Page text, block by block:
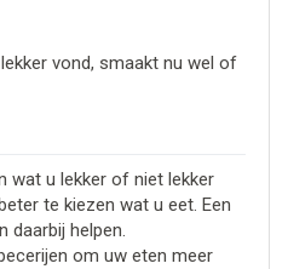
vond, smaakt nu wel of
wat u lekker of niet lekker
te kiezen wat u eet. Een
daarbij helpen.
om uw eten meer